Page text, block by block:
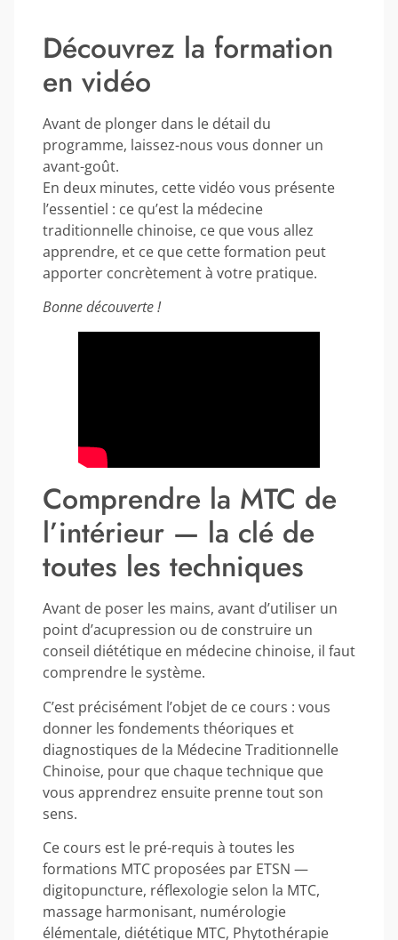
Découvrez la formation
en vidéo
Avant de plonger dans le détail du
programme, laissez-nous vous donner un
avant-goût.
En deux minutes, cette vidéo vous présente
l’essentiel : ce qu’est la médecine
traditionnelle chinoise, ce que vous allez
apprendre, et ce que cette formation peut
apporter concrètement à votre pratique.
Bonne découverte !
Comprendre la MTC de
l’intérieur — la clé de
toutes les techniques
Avant de poser les mains, avant d’utiliser un
point d’acupression ou de construire un
conseil diététique en médecine chinoise, il faut
comprendre le système.
C’est précisément l’objet de ce cours : vous
donner les fondements théoriques et
diagnostiques de la Médecine Traditionnelle
Chinoise, pour que chaque technique que
vous apprendrez ensuite prenne tout son
sens.
Ce cours est le pré-requis à toutes les
formations MTC proposées par ETSN —
digitopuncture, réflexologie selon la MTC,
massage harmonisant, numérologie
élémentale, diététique MTC, Phytothérapie